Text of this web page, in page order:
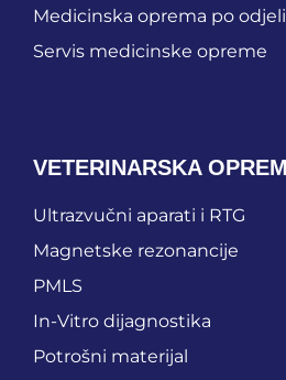
Medicinska oprema po
Servis medicinske opreme
VETERINARSKA
Ultrazvučni aparati i RTG
Magnetske rezonancije
PMLS
In-Vitro dijagnostika
Potrošni materijal